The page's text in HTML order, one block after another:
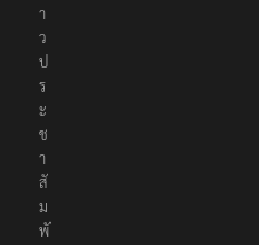
า
ว
ป
ร
ะ
ช
า
สั
ม
พั